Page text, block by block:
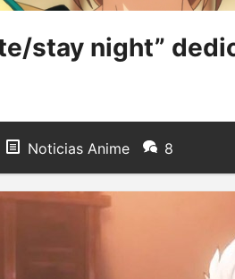
stay night”
Noticias Anime 8